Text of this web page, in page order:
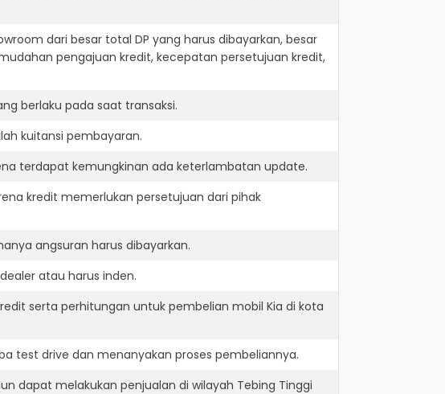
dari besar total DP yang harus dibayarkan, besar
pengajuan kredit, kecepatan persetujuan kredit,
berlaku pada saat transaksi.
kuitansi pembayaran.
terdapat kemungkinan ada keterlambatan update.
kredit memerlukan persetujuan dari pihak
angsuran harus dibayarkan.
atau harus inden.
serta perhitungan untuk pembelian mobil Kia di kota
test drive dan menanyakan proses pembeliannya.
dapat melakukan penjualan di wilayah Tebing Tinggi